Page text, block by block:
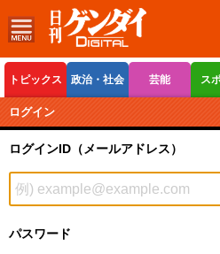
トピックス 政治・社会 芸能 ス
ボートレース
ログイン
ログインID（メールアドレス）
パスワード